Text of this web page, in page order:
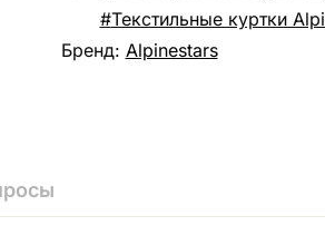
Текстильные куртки
Бренд: Alpinestars